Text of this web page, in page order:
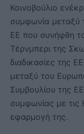
Κοινοβούλιο
συμφωνία μεταξύ
ΕΕ που συνήφθη
Τέρνμπερι της
διαδικασίες της
μεταξύ του
Συμβουλίου της
συμφωνίας με τις
εφαρμογή της.